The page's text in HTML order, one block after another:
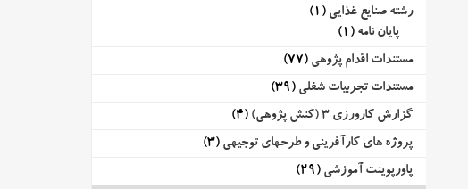
رشته صنایع غذایی (1)
پایان نامه (1)
مستندات اقدام پژوهی (77)
مستندات تجربیات شغلی (39)
گزارش کارورزی 3 (کنش پژوهی)
(4)
پروژه های کارآفرینی و طرحهای توجیهی (3)
پاورپوینت آموزشی (29)